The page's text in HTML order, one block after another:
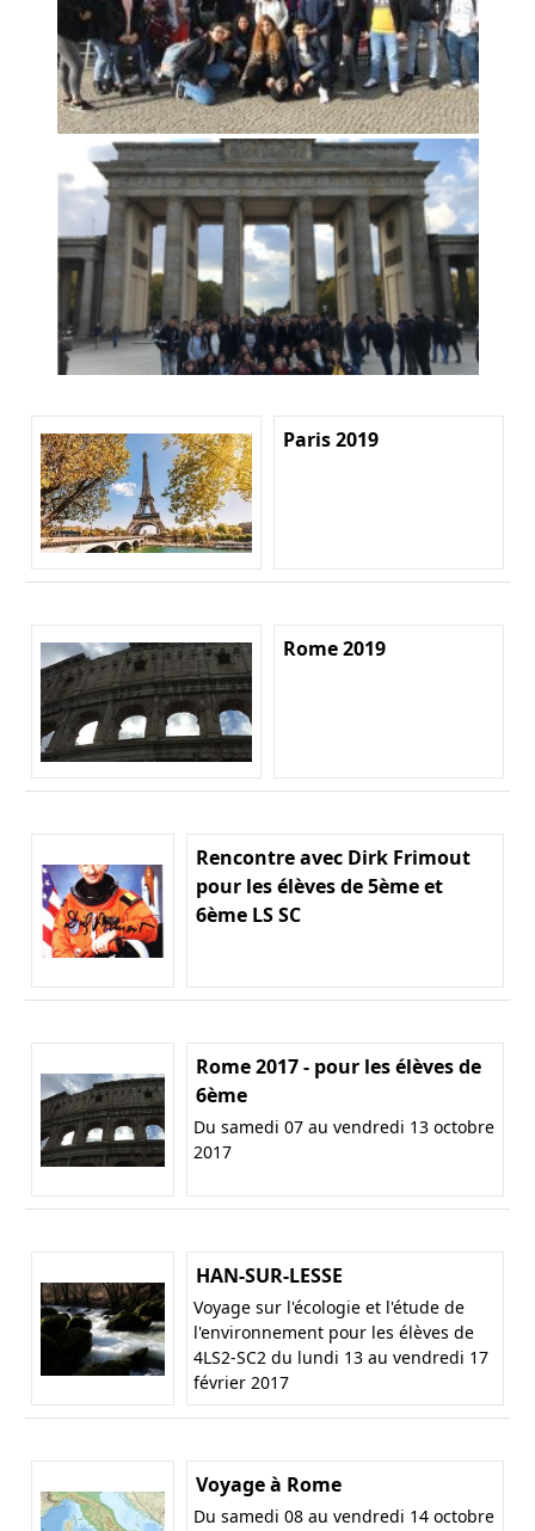
Paris 2019
Rome 2019
Rencontre avec Dirk Frimout
pour les élèves de 5ème et
6ème LS SC
Rome 2017 - pour les élèves de
6ème
Du samedi 07 au vendredi 13 octobre
2017
HAN-SUR-LESSE
Voyage sur l'écologie et l'étude de
l'environnement pour les élèves de
4LS2-SC2 du lundi 13 au vendredi 17
février 2017
Voyage à Rome
Du samedi 08 au vendredi 14 octobre